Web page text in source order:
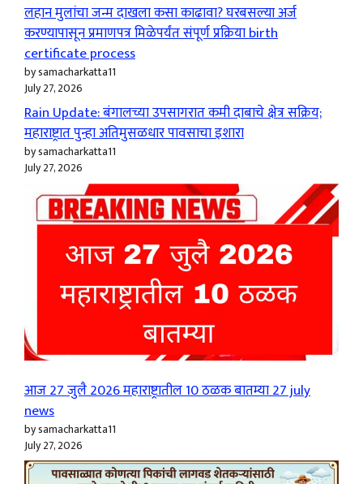
लहान मुलांचा जन्म दाखला कसा काढावा? घरबसल्या अर्ज
करण्यापासून प्रमाणपत्र मिळेपर्यंत संपूर्ण प्रक्रिया birth
certificate process
by samacharkatta11
July 27, 2026
Rain Update: बंगालच्या उपसागरात कमी दाबाचे क्षेत्र सक्रिय;
महाराष्ट्रात पुन्हा अतिमुसळधार पावसाचा इशारा
by samacharkatta11
July 27, 2026
आज 27 जुलै 2026 महाराष्ट्रातील 10 ठळक बातम्या 27 july
news
by samacharkatta11
July 27, 2026